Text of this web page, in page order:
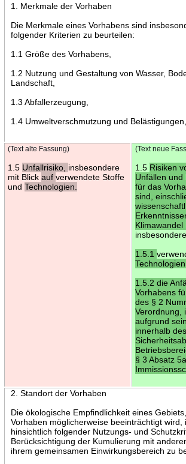
1. Merkmale der Vorhaben
Die Merkmale eines Vorhabens sind
folgender Kriterien zu beurteilen:
1.1 Größe des Vorhabens,
1.2 Nutzung und Gestaltung von Wasser,
Landschaft,
1.3 Abfallerzeugung,
1.4 Umweltverschmutzung und Belästigungen,
(Text alte Fassung)
1.5 Unfallrisiko, insbesondere
mit Blick auf verwendete Stoffe
und Technologien.
(Text neue
1.5 Risiken
Unfällen und
für das
sind,
Klimawandel
1.5.1
Technologien,
1.5.2 die
Vorhabens
des § 2
Verordnung,
aufgrund
innerhalb
§ 3 Absatz
2. Standort der Vorhaben
Die ökologische Empfindlichkeit eines
Vorhaben möglicherweise beeinträchtigt wird,
hinsichtlich folgender Nutzungs- und
Berücksichtigung der Kumulierung mit
ihrem gemeinsamen Einwirkungsbereich zu